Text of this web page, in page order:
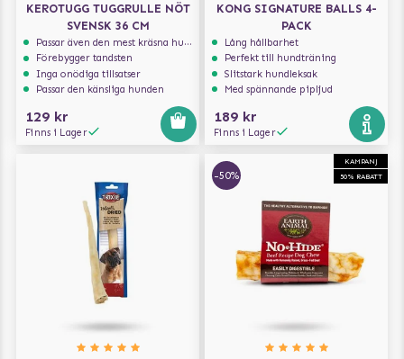
KEROTUGG TUGGRULLE NÖT
SVENSK 36 CM
Passar även den mest kräsna hunden
Förebygger tandsten
Inga onödiga tillsatser
Passar den känsliga hunden
129 kr
Finns i Lager
KONG SIGNATURE BALLS 4-
PACK
Lång hållbarhet
Perfekt till hundträning
Slitstark hundleksak
Med spännande pipljud
189 kr
Finns i Lager
KAMPANJ
50% RABATT
-50%